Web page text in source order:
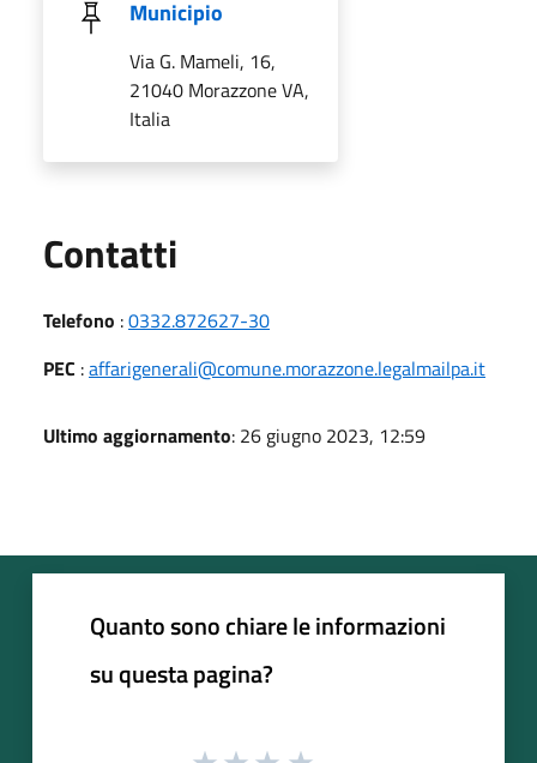
Municipio
Via G. Mameli, 16,
21040 Morazzone VA,
Italia
Contatti
Telefono :0332.872627-30
PEC :affarigenerali@comune.morazzone.legalmailpa.it
Ultimo aggiornamento: 26 giugno 2023, 12:59
Quanto sono chiare le informazioni
su questa pagina?